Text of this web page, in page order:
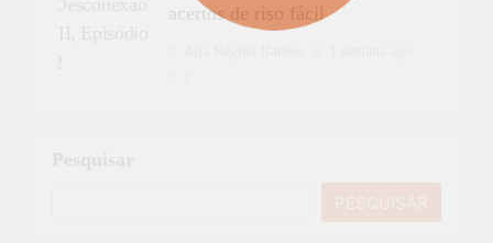
acertos de riso fácil
PESQUISAR